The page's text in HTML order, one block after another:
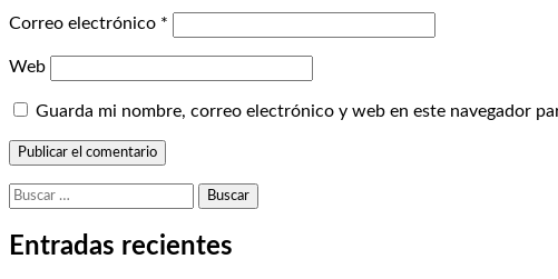
Correo electrónico *
Web
Guarda mi nombre, correo electrónico y web en este navegador
Buscar:
Entradas recientes